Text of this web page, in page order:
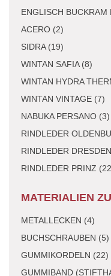
ENGLISCH BUCKRAM
ACERO (2)
SIDRA (19)
WINTAN SAFIA (8)
WINTAN HYDRA
WINTAN VINTAGE (7)
NABUKA PERSANO (3)
RINDLEDER
RINDLEDER
RINDLEDER PRINZ
MATERIALIEN
METALLECKEN (4)
BUCHSCHRAUBEN (5)
GUMMIKORDELN (22)
GUMMIBAND